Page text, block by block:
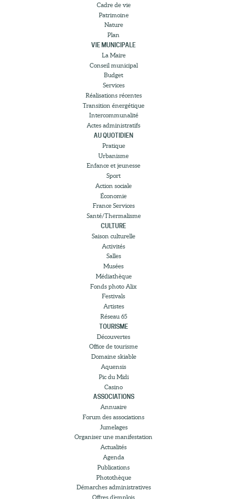
Cadre de vie
Patrimoine
Nature
Plan
VIE MUNICIPALE
La Maire
Conseil municipal
Budget
Services
Réalisations récentes
Transition énergétique
Intercommunalité
Actes administratifs
AU QUOTIDIEN
Pratique
Urbanisme
Enfance et jeunesse
Sport
Action sociale
Économie
France Services
Santé/Thermalisme
CULTURE
Saison culturelle
Activités
Salles
Musées
Médiathèque
Fonds photo Alix
Festivals
Artistes
Réseau 65
TOURISME
Découvertes
Office de tourisme
Domaine skiable
Aquensis
Pic du Midi
Casino
ASSOCIATIONS
Annuaire
Forum des associations
Jumelages
Organiser une manifestation
Actualités
Agenda
Publications
Photothèque
Démarches administratives
Offres d’emplois